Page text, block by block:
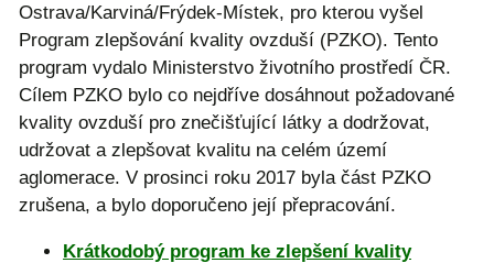
Ostrava/Karviná/Frýdek-Místek, pro kterou vyšel
Program zlepšování kvality ovzduší (PZKO). Tento
program vydalo Ministerstvo životního prostředí ČR.
Cílem PZKO bylo co nejdříve dosáhnout požadované
kvality ovzduší pro znečišťující látky a dodržovat,
udržovat a zlepšovat kvalitu na celém území
aglomerace. V prosinci roku 2017 byla část PZKO
zrušena, a bylo doporučeno její přepracování.
Krátkodobý program ke zlepšení kvality